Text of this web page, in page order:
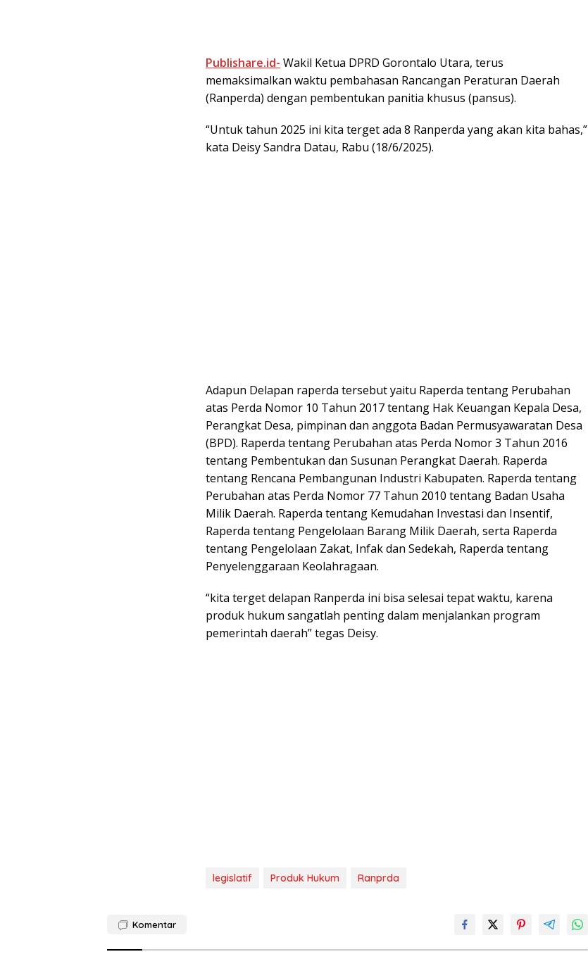
Publishare.id- Wakil Ketua DPRD Gorontalo Utara, terus
memaksimalkan waktu pembahasan Rancangan Peraturan Daerah
(Ranperda) dengan pembentukan panitia khusus (pansus).
“Untuk tahun 2025 ini kita terget ada 8 Ranperda yang akan kita bahas,”
kata Deisy Sandra Datau, Rabu (18/6/2025).
Adapun Delapan raperda tersebut yaitu Raperda tentang Perubahan
atas Perda Nomor 10 Tahun 2017 tentang Hak Keuangan Kepala Desa,
Perangkat Desa, pimpinan dan anggota Badan Permusyawaratan Desa
(BPD). Raperda tentang Perubahan atas Perda Nomor 3 Tahun 2016
tentang Pembentukan dan Susunan Perangkat Daerah. Raperda
tentang Rencana Pembangunan Industri Kabupaten. Raperda tentang
Perubahan atas Perda Nomor 77 Tahun 2010 tentang Badan Usaha
Milik Daerah. Raperda tentang Kemudahan Investasi dan Insentif,
Raperda tentang Pengelolaan Barang Milik Daerah, serta Raperda
tentang Pengelolaan Zakat, Infak dan Sedekah, Raperda tentang
Penyelenggaraan Keolahragaan.
“kita terget delapan Ranperda ini bisa selesai tepat waktu, karena
produk hukum sangatlah penting dalam menjalankan program
pemerintah daerah” tegas Deisy.
legislatif Produk Hukum Ranprda
Komentar